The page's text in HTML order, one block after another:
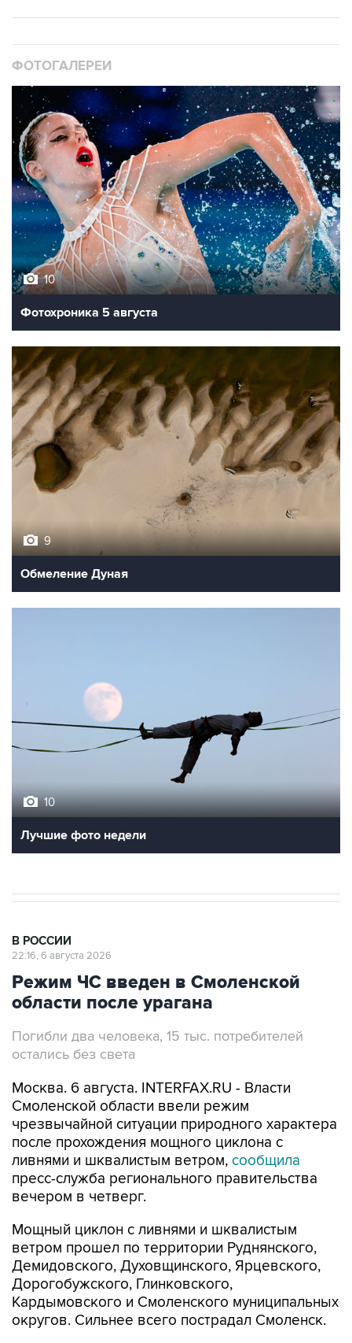
ФОТОГАЛЕРЕИ
10
Фотохроника 5 августа
9
Обмеление Дуная
10
Лучшие фото недели
В РОССИИ
22:16, 6 августа 2026
Режим ЧС введен в Смоленской
области после урагана
Погибли два человека, 15 тыс. потребителей
остались без света
Москва. 6 августа. INTERFAX.RU - Власти
Смоленской области ввели режим
чрезвычайной ситуации природного характера
после прохождения мощного циклона с
ливнями и шквалистым ветром, сообщила
пресс-служба регионального правительства
вечером в четверг.
Мощный циклон с ливнями и шквалистым
ветром прошел по территории Руднянского,
Демидовского, Духовщинского, Ярцевского,
Дорогобужского, Глинковского,
Кардымовского и Смоленского муниципальных
округов. Сильнее всего пострадал Смоленск.